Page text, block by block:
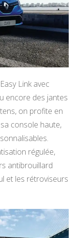
Link avec
encore des jantes
on profite en
console haute,
régulée,
antibrouillard
et les rétroviseurs